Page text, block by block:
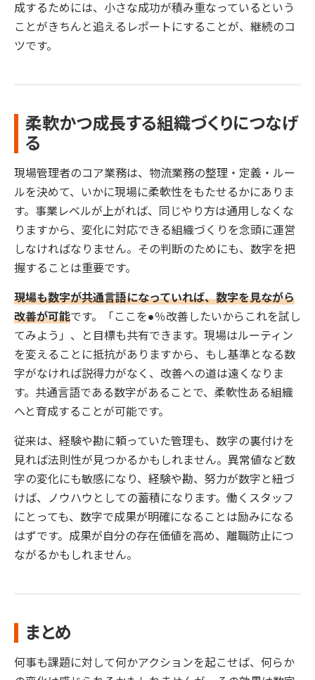
成するためには、小さな成功が積み重なっているという
ことがきちんと追えるレポートにすることが、継続のコ
ツです。
柔軟かつ成長する組織づくりにつなげ
る
現場管理者のコア業務は、物流業務の整理・定義・ルー
ルを決めて、いかに現場に柔軟性をもたせるかにありま
す。事業レベルが上がれば、同じやり方は通用しなくな
りますから、変化に対応できる組織づくりを念頭に運営
しなければなりません。その判断のためにも、数字を把
握することは重要です。
現場も数字が共通言語になっていれば、数字を見ながら
改善が可能です。「ここを●％改善したいからこれを試し
てみよう」、と目標も共有できます。現場はルーティン
を変えることに抵抗がありますから、もし基準となる数
字がなければ説得力がなく、改善への道は遠くなりま
す。共通言語である数字があることで、柔軟性ある組織
へと育成することが可能です。
従来は、経験や勘に頼っていた管理も、数字の裏付けを
見れば法則性が見つかるかもしれません。異常値など数
字の変化にも敏感になり、経験や勘、努力が数字と紐づ
けば、ノウハウとしての蓄積になります。働くスタッフ
にとっても、数字で成果が明確になることは励みになる
はずです。成果が自分の存在価値を高め、離職防止につ
ながるかもしれません。
まとめ
何事も課題に対して何かアクションを起こせば、何らか